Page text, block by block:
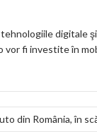
digitale
vor fi investite în
din România, în